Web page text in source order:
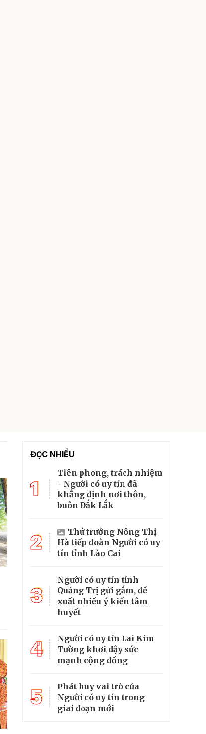
ĐỌC NHIỀU
1
Tiên phong, trách nhiệm
- Người có uy tín đã
khẳng định nơi thôn,
buôn Đắk Lắk
2
Thứ trưởng Nông Thị
Hà tiếp đoàn Người có uy
tín tỉnh Lào Cai
3
Người có uy tín tỉnh
Quảng Trị gửi gắm, đề
xuất nhiều ý kiến tâm
huyết
4
Người có uy tín Lai Kim
Tường khơi dậy sức
mạnh cộng đồng
5
Phát huy vai trò của
Người có uy tín trong
giai đoạn mới